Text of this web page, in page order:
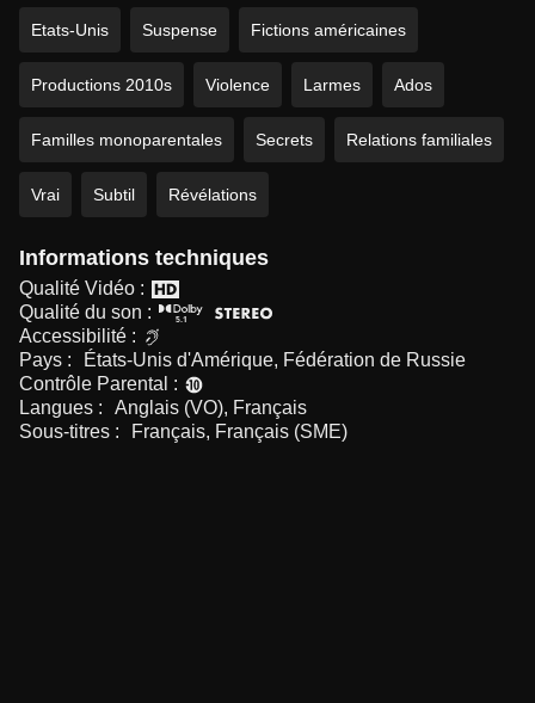
Etats-Unis Suspense Fictions américaines
Productions 2010s Violence Larmes Ados
Familles monoparentales Secrets Relations familiales
Vrai Subtil Révélations
Informations techniques
Qualité Vidéo :
Qualité du son :
Accessibilité :
Pays :
États-Unis d'Amérique, Fédération de Russie
Contrôle Parental :
Langues :
Anglais (VO), Français
Sous-titres :
Français, Français (SME)